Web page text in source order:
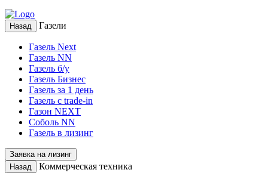
Назад Газели
Газель Next
Газель NN
Газель б/у
Газель Бизнес
Газель за 1 день
Газель с trade-in
Газон NEXT
Соболь NN
Газель в лизинг
Заявка на лизинг
Назад
Коммерческая техника